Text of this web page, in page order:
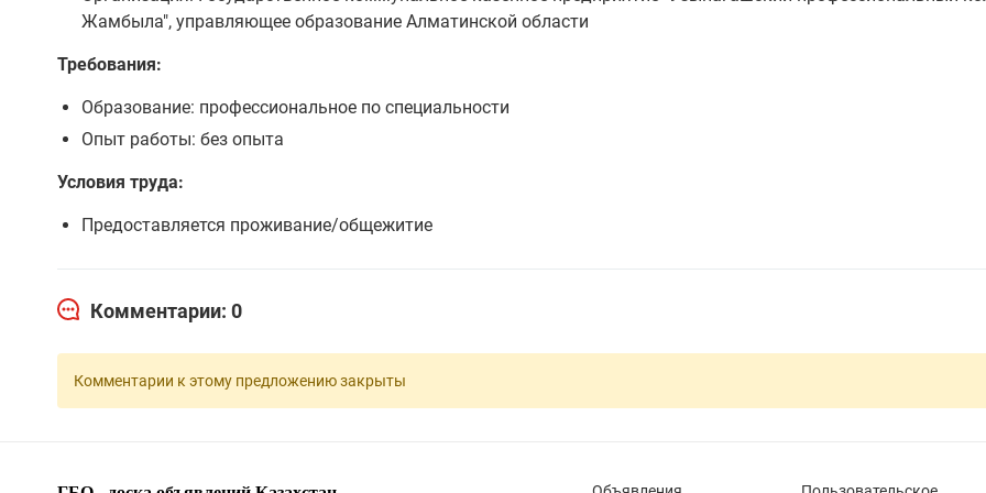
Жамбыла", управляющее образование Алматинской области
Требования:
Образование: профессиональное по специальности
Опыт работы: без опыта
Условия труда:
Предоставляется проживание/общежитие
Комментарии: 0
Комментарии к этому предложению закрыты